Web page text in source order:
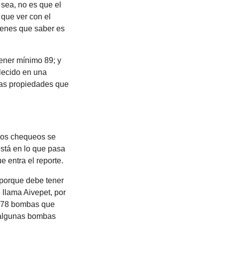
no es que el
ver con el
que saber es
mínimo 89; y
en una
propiedades que
chequeos se
en lo que pasa
entra el reporte.
debe tener
Aivepet, por
bombas que
bombas